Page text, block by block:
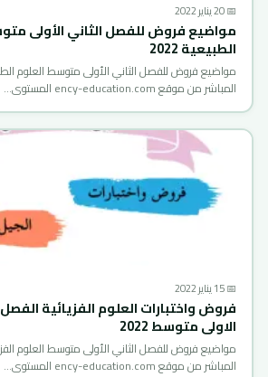
📅 20 يناير 2022
مواضيع فروض للفصل الثاني الأولى
الطبيعية 2022
المباشر من موقع ency-education.com المستوى…
📅 15 يناير 2022
فروض واختبارات العلوم الفزيائية
الاولى متوسط 2022
المباشر من موقع ency-education.com المستوى…